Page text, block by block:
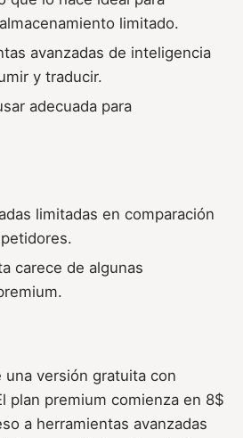
limitado.
avanzadas de inteligencia
y traducir.
adecuada para
limitadas en comparación
carece de algunas
una versión gratuita con
plan premium comienza en 8$
a herramientas avanzadas